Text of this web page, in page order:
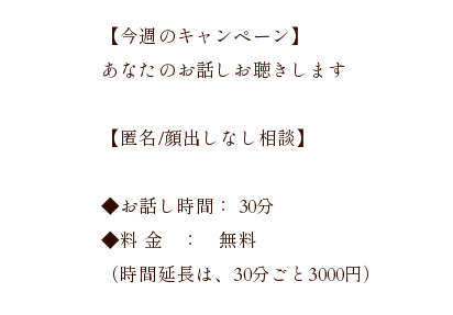
【今週のキャンペーン】
あなたのお話しお聴きします
【匿名/顔出しなし相談】
◆お話し時間： 30分
◆料 金 ： 無料
（時間延長は、30分ごと3000円）